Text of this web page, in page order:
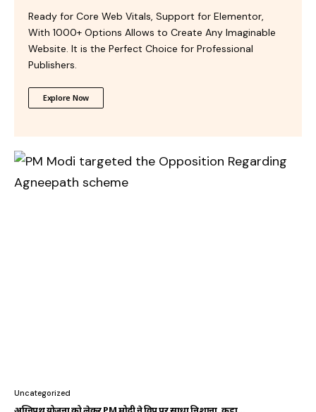
Ready for Core Web Vitals, Support for Elementor,
With 1000+ Options Allows to Create Any Imaginable
Website. It is the Perfect Choice for Professional
Publishers.
Explore Now
Uncategorized